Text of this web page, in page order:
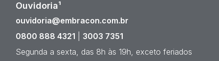
Ouvidoria¹
ouvidoria@embracon.com.br
0800 888 4321
3003 7351
Segunda a sexta, das 8h às 19h, exceto feriados